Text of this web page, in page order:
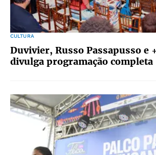
CULTURA
Duvivier, Russo Passapusso e
divulga programação completa